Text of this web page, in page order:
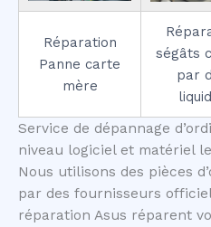
Réparation
Panne carte
mère
ségâts
par
Service de dépannage
niveau logiciel et matériel
Nous utilisons des pièces
par des fournisseurs
réparation Asus réparent